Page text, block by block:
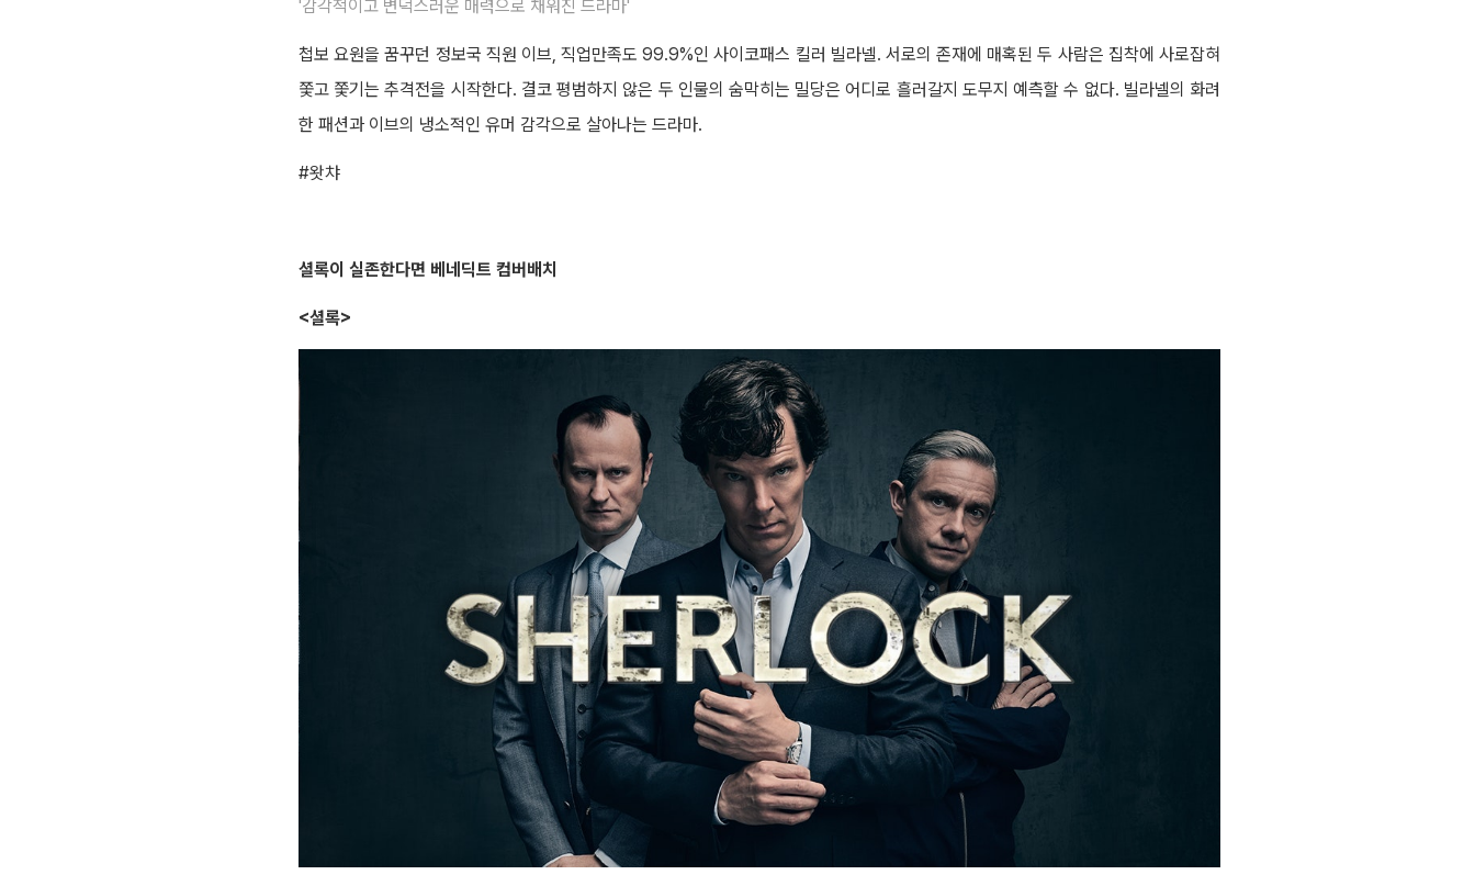
'감각적이고 변덕스러운 매력으로 채워진 드라마'
첩보 요원을 꿈꾸던 정보국 직원 이브, 직업만족도 99.9%인 사이코패스 킬러 빌라넬. 서로의 존재에 매혹된 두 사람은 집착에 사로잡혀
쫓고 쫓기는 추격전을 시작한다. 결코 평범하지 않은 두 인물의 숨막히는 밀당은 어디로 흘러갈지 도무지 예측할 수 없다. 빌라넬의 화려
한 패션과 이브의 냉소적인 유머 감각으로 살아나는 드라마.
#왓챠
셜록이 실존한다면 베네딕트 컴버배치
<셜록>